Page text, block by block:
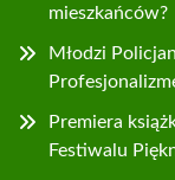
mieszkańców?
Młodzi
Premiera
Festiwalu